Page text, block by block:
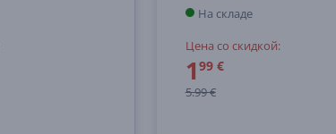
На складе
Цена со скидкой:
1 99 €
5.99 €